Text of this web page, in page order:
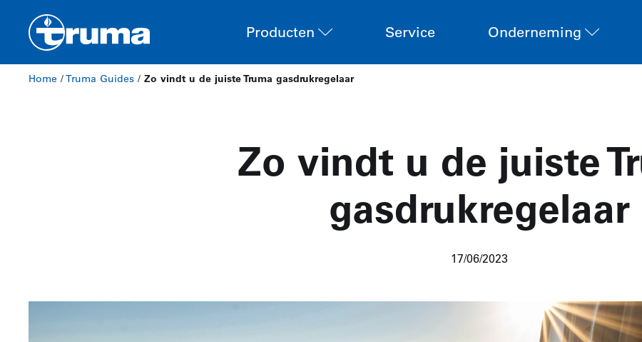
Producten Service Onderneming
Home /Truma Guides / Zo vindt u de juiste Truma gasdrukregelaar
Zo vindt u de juiste
gasdrukregelaar
17/06/2023